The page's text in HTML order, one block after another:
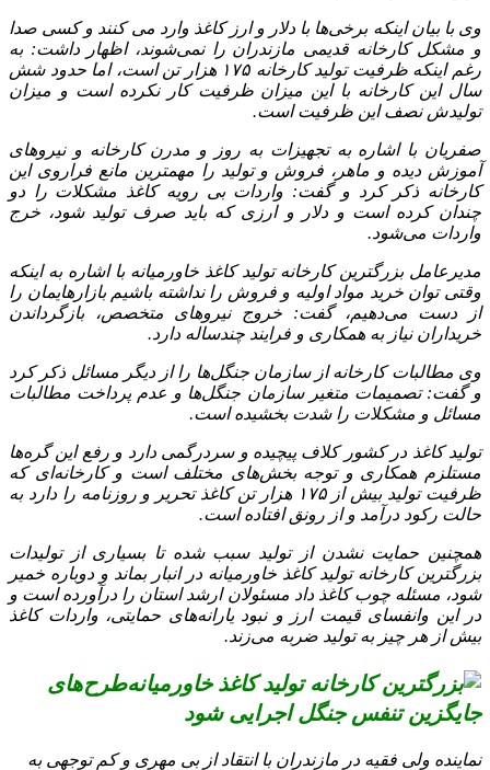
وی با بیان اینکه برخی‌ها با دلار و ارز کاغذ وارد می‌ کنند و کسی صدا
و مشکل کارخانه قدیمی مازندران را نمی‌شوند، اظهار داشت: به
رغم اینکه ظرفیت تولید کارخانه ۱۷۵ هزار تن است، اما حدود شش
سال این کارخانه با این میزان ظرفیت کار نکرده است و میزان
تولیدش نصف این ظرفیت است.
صفریان با اشاره به تجهیزات به روز و مدرن کارخانه و نیروهای
آموزش دیده و ماهر، فروش و تولید را مهمترین مانع فراروی این
کارخانه ذکر کرد و گفت: واردات بی رویه کاغذ مشکلات را دو
چندان کرده است و دلار و ارزی که باید صرف تولید شود، خرج
واردات می‌شود.
مدیرعامل بزرگترین کارخانه تولید کاغذ خاورمیانه با اشاره به اینکه
وقتی توان خرید مواد اولیه و فروش را نداشته باشیم بازارهایمان را
از دست می‌دهیم، گفت: خروج نیروهای متخصص، بازگرداندن
خریداران نیاز به همکاری و فرایند چندساله دارد.
وی مطالبات کارخانه از سازمان جنگل‌ها را از دیگر مسائل ذکر کرد
و گفت: تصمیمات متغیر سازمان جنگل‌ها و عدم پرداخت مطالبات
مسائل و مشکلات را شدت بخشیده است.
تولید کاغذ در کشور کلاف پیچیده و سردرگمی دارد و رفع این گره‌ها
مستلزم همکاری و توجه بخش‌های مختلف است و کارخانه‌ای که
ظرفیت تولید بیش از ۱۷۵ هزار تن کاغذ تحریر و روزنامه را دارد به
حالت رکود درآمد و از رونق افتاده است.
همچنین حمایت نشدن از تولید سبب شده تا بسیاری از تولیدات
بزرگترین کارخانه تولید کاغذ خاورمیانه در انبار بماند و دوباره خمیر
شود، مسئله چوب کاغذ داد مسئولان ارشد استان را درآورده است و
در این وانفسای قیمت ارز و نبود یارانه‌های حمایتی، واردات کاغذ
بیش از هر چیز به تولید ضربه می‌زند.
طرح‌های
جایگزین تنفس جنگل اجرایی شود
نماینده ولی فقیه در مازندران با انتقاد از بی مهری و کم توجهی به